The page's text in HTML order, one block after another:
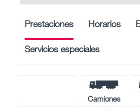
Prestaciones Horarios
Servicios especiales
Camiones